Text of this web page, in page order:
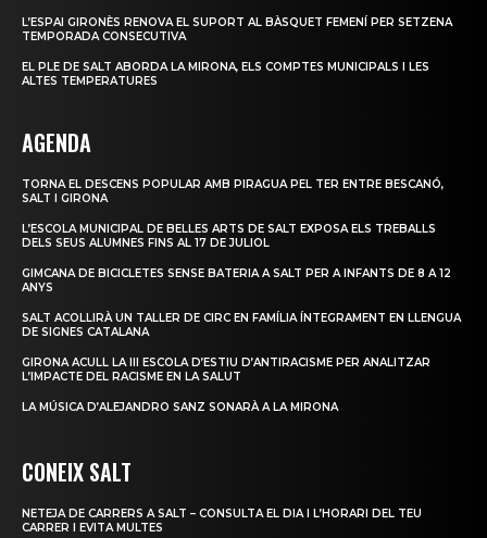
L’ESPAI GIRONÈS RENOVA EL SUPORT AL BÀSQUET FEMENÍ PER SETZENA
TEMPORADA CONSECUTIVA
EL PLE DE SALT ABORDA LA MIRONA, ELS COMPTES MUNICIPALS I LES
ALTES TEMPERATURES
AGENDA
TORNA EL DESCENS POPULAR AMB PIRAGUA PEL TER ENTRE BESCANÓ,
SALT I GIRONA
L’ESCOLA MUNICIPAL DE BELLES ARTS DE SALT EXPOSA ELS TREBALLS
DELS SEUS ALUMNES FINS AL 17 DE JULIOL
GIMCANA DE BICICLETES SENSE BATERIA A SALT PER A INFANTS DE 8 A 12
ANYS
SALT ACOLLIRÀ UN TALLER DE CIRC EN FAMÍLIA ÍNTEGRAMENT EN LLENGUA
DE SIGNES CATALANA
GIRONA ACULL LA III ESCOLA D’ESTIU D’ANTIRACISME PER ANALITZAR
L’IMPACTE DEL RACISME EN LA SALUT
LA MÚSICA D’ALEJANDRO SANZ SONARÀ A LA MIRONA
CONEIX SALT
NETEJA DE CARRERS A SALT – CONSULTA EL DIA I L’HORARI DEL TEU
CARRER I EVITA MULTES